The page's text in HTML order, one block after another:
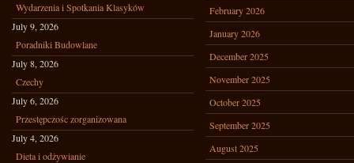
Wydarzenia i Spotkania Klasyków
July 9, 2026
Poradniki Budowlane
July 8, 2026
Czechy
July 6, 2026
Przestępczośc zorganizowana
July 4, 2026
Dieta i odżywianie
February 2026
January 2026
December 2025
November 2025
October 2025
September 2025
August 2025